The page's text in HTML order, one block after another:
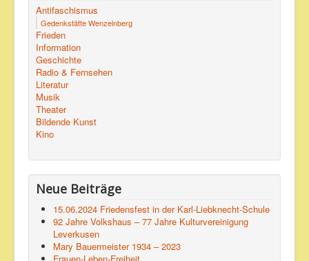
Antifaschismus
Gedenkstätte Wenzelnberg
Frieden
Information
Geschichte
Radio & Fernsehen
Literatur
Musik
Theater
Bildende Kunst
Kino
Neue Beiträge
15.06.2024 Friedensfest in der Karl-Liebknecht-Schule
92 Jahre Volkshaus – 77 Jahre Kulturvereinigung
Leverkusen
Mary Bauermeister 1934 – 2023
Frauen-Leben-Freiheit